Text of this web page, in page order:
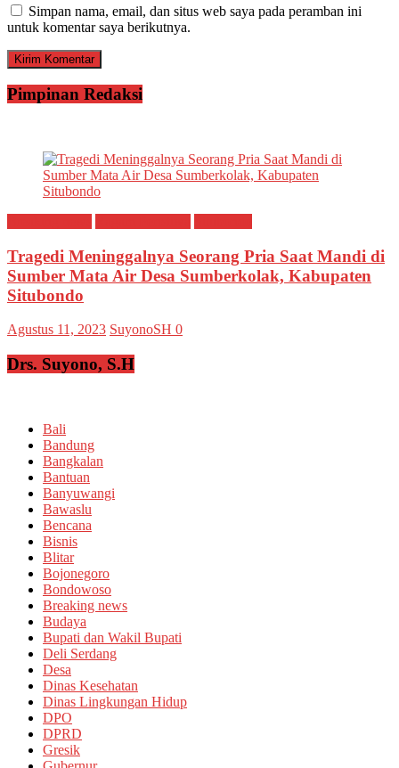
Simpan nama, email, dan situs web saya pada peramban ini
untuk komentar saya berikutnya.
Pimpinan Redaksi
Tragedi Meninggalnya Seorang Pria Saat Mandi di
Sumber Mata Air Desa Sumberkolak, Kabupaten
Situbondo
Agustus 11, 2023 SuyonoSH 0
Drs. Suyono, S.H
Bali
Bandung
Bangkalan
Bantuan
Banyuwangi
Bawaslu
Bencana
Bisnis
Blitar
Bojonegoro
Bondowoso
Breaking news
Budaya
Bupati dan Wakil Bupati
Deli Serdang
Desa
Dinas Kesehatan
Dinas Lingkungan Hidup
DPO
DPRD
Gresik